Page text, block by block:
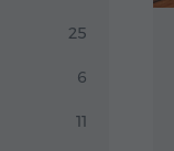
25
6
11